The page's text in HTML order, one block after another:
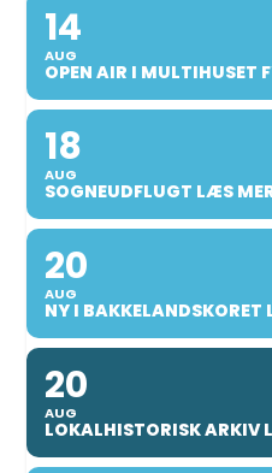
14
AUG
OPEN AIR I MULTIHUSET
18
AUG
SOGNEUDFLUGT LÆS
20
AUG
NY I BAKKELANDSKORET
20
AUG
LOKALHISTORISK ARKIV